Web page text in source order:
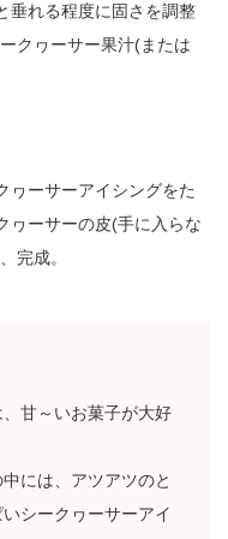
垂れる程度に固さを調整
クヮーサー果汁(または
ヮーサーアイシングをた
ヮーサーの皮(手に入らな
完成。
甘～いお菓子が大好
には、アツアツのと
シークヮーサーアイ